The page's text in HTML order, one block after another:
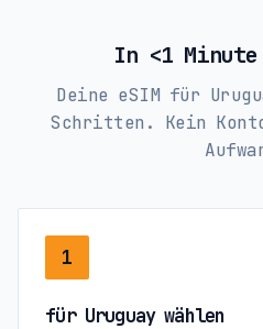
In <1 Minute
Deine eSIM für
Schritten. Kein
1
für Uruguay wählen